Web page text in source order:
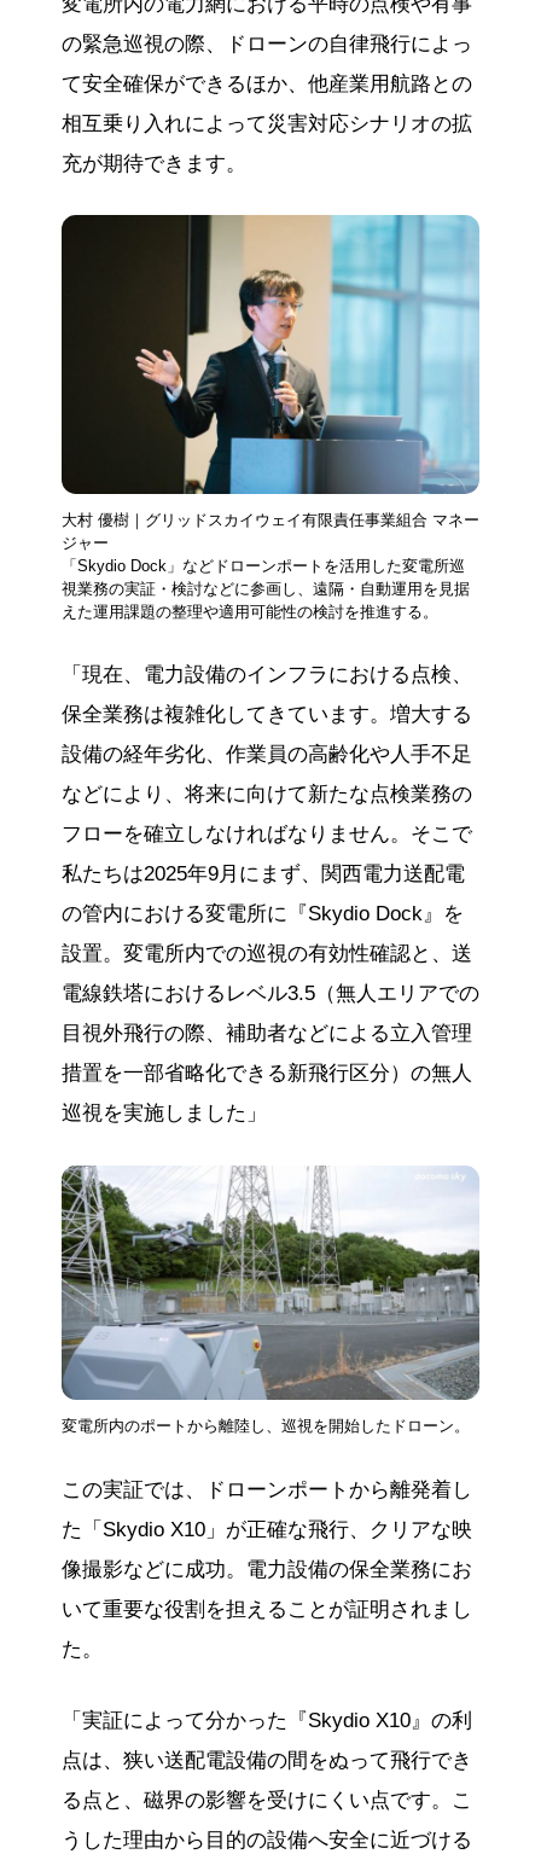
の緊急巡視の際、ドローンの自律飛行によっ
て安全確保ができるほか、他産業用航路との
相互乗り入れによって災害対応シナリオの拡
充が期待できます。
大村 優樹｜グリッドスカイウェイ有限責任事業組合 マネー
ジャー
「Skydio Dock」などドローンポートを活用した変電所巡
視業務の実証・検討などに参画し、遠隔・自動運用を見据
えた運用課題の整理や適用可能性の検討を推進する。
「現在、電力設備のインフラにおける点検、
保全業務は複雑化してきています。増大する
設備の経年劣化、作業員の高齢化や人手不足
などにより、将来に向けて新たな点検業務の
フローを確立しなければなりません。そこで
私たちは2025年9月にまず、関西電力送配電
の管内における変電所に『Skydio Dock』を
設置。変電所内での巡視の有効性確認と、送
電線鉄塔におけるレベル3.5（無人エリアでの
目視外飛行の際、補助者などによる立入管理
措置を一部省略化できる新飛行区分）の無人
巡視を実施しました」
変電所内のポートから離陸し、巡視を開始したドローン。
この実証では、ドローンポートから離発着し
た「Skydio X10」が正確な飛行、クリアな映
像撮影などに成功。電力設備の保全業務にお
いて重要な役割を担えることが証明されまし
た。
「実証によって分かった『Skydio X10』の利
点は、狭い送配電設備の間をぬって飛行でき
る点と、磁界の影響を受けにくい点です。こ
うした理由から目的の設備へ安全に近づける